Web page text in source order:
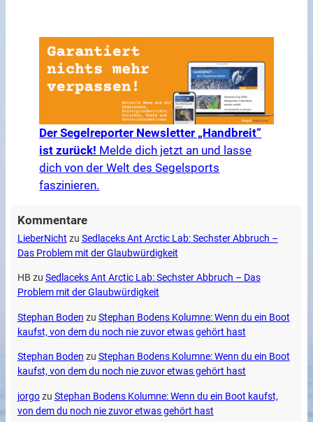
Der Segelreporter Newsletter „Handbreit“
ist zurück! Melde dich jetzt an und lasse
dich von der Welt des Segelsports
faszinieren.
Kommentare
LieberNicht zu Sedlaceks Ant Arctic Lab: Sechster Abbruch –
Das Problem mit der Glaubwürdigkeit
HB zu Sedlaceks Ant Arctic Lab: Sechster Abbruch – Das
Problem mit der Glaubwürdigkeit
Stephan Boden zu Stephan Bodens Kolumne: Wenn du ein Boot
kaufst, von dem du noch nie zuvor etwas gehört hast
Stephan Boden zu Stephan Bodens Kolumne: Wenn du ein Boot
kaufst, von dem du noch nie zuvor etwas gehört hast
jorgozu Stephan Bodens Kolumne: Wenn du ein Boot kaufst,
von dem du noch nie zuvor etwas gehört hast